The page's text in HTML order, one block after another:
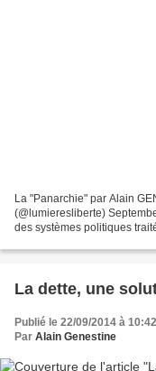
La "Panarchie" par Alain
(@lumieresliberte)
des systèmes politiques
La dette, une
Publié le 22/09/2014 à 10:42
Par Alain Genestine